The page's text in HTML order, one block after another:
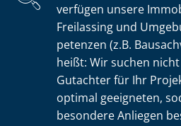
verfügen unsere
Freilassing und
pe­ten­zen (z.B.
heißt: Wir suchen
Gutachter für Ihr
optimal geeigneten,
besondere Anliegen